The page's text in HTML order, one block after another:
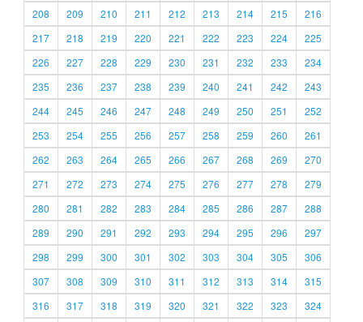
208
209 210 211 212 213 214 215
216
217
218 219 220 221 222 223 224
225
226
227 228 229 230 231 232 233
234
235
236 237 238 239 240 241 242
243
244
245 246 247 248 249 250 251
252
253
254 255 256 257 258 259 260
261
262
263 264 265 266 267 268 269
270
271
272 273 274 275 276 277 278
279
280
281 282 283 284 285 286 287
288
289
290 291 292 293 294 295 296
297
298
299 300 301 302 303 304 305
306
307
308 309 310 311 312 313 314
315
316
317 318 319 320 321 322 323 324